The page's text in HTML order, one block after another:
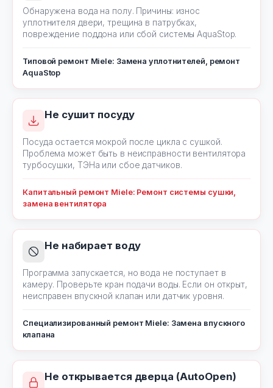
Обнаружена вода на полу. Причины: износ
уплотнителя двери, трещина в патрубках,
повреждение поддона или сбой системы AquaStop.
Типовой ремонт Miele: Замена уплотнителей, ремонт
AquaStop
Не сушит посуду
Посуда остается мокрой после цикла с сушкой.
Проблема может быть в неисправности вентилятора
турбосушки, ТЭНа или сбое датчиков.
Капитальный ремонт Miele: Ремонт системы сушки,
замена вентилятора
Не набирает воду
Программа запускается, но вода не поступает в
камеру. Проверьте кран подачи воды. Если он открыт,
неисправен впускной клапан или датчик уровня.
Специализированный ремонт Miele: Замена впускного
клапана
Не открывается дверца (AutoOpen)